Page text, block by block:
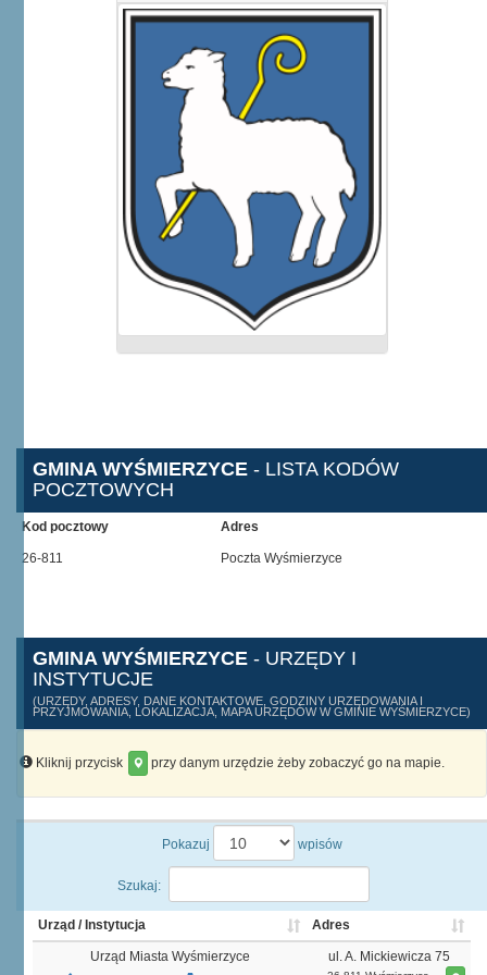
GMINA WYŚMIERZYCE - LISTA KODÓW
POCZTOWYCH
Kod pocztowy Adres
26-811 Poczta Wyśmierzyce
GMINA WYŚMIERZYCE - URZĘDY I
INSTYTUCJE
(URZĘDY, ADRESY, DANE KONTAKTOWE, GODZINY URZĘDOWANIA I
PRZYJMOWANIA, LOKALIZACJA, MAPA URZĘDÓW W GMINIE WYŚMIERZYCE)
Kliknij przycisk przy danym urzędzie żeby zobaczyć go na mapie.
Pokazuj wpisów
Szukaj:
Urząd / Instytucja Adres
Urząd Miasta Wyśmierzyce ul. A. Mickiewicza 75